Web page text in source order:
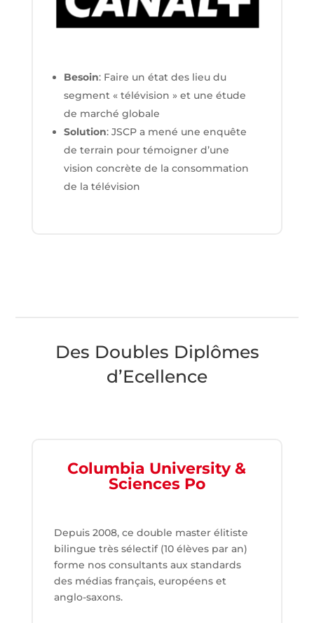
Besoin: Faire un état des lieu du
segment « télévision » et une étude
de marché globale
Solution: JSCP a mené une enquête
de terrain pour témoigner d’une
vision concrète de la consommation
de la télévision
Des Doubles Diplômes
d’Ecellence
Columbia University &
Sciences Po
Depuis 2008, ce double master élitiste
bilingue très sélectif (10 élèves par an)
forme nos consultants aux standards
des médias français, européens et
anglo-saxons.